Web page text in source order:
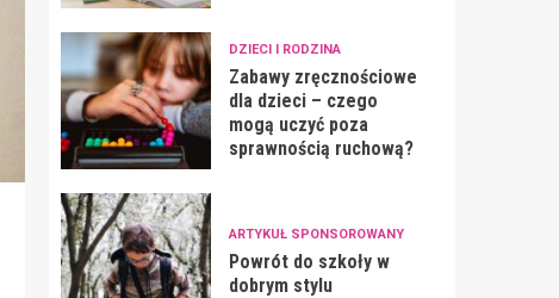
DZIECI I RODZINA
Zabawy zręcznościowe
dla dzieci – czego
mogą uczyć poza
sprawnością ruchową?
ARTYKUŁ SPONSOROWANY
Powrót do szkoły w
dobrym stylu